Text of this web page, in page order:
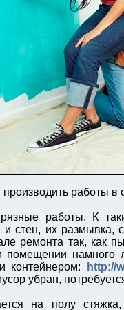
производить работы
работы. К
и стен, их размывка,
ремонта так, как
намного
контейнером:
http://
убран,
на полу